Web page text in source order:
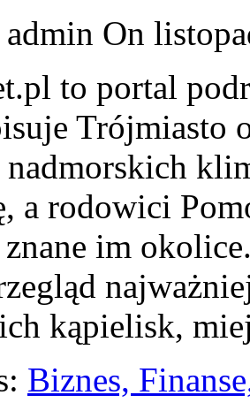
On
to portal
Trójmiasto
a rodowici
znane im
kąpielisk,
Biznes,